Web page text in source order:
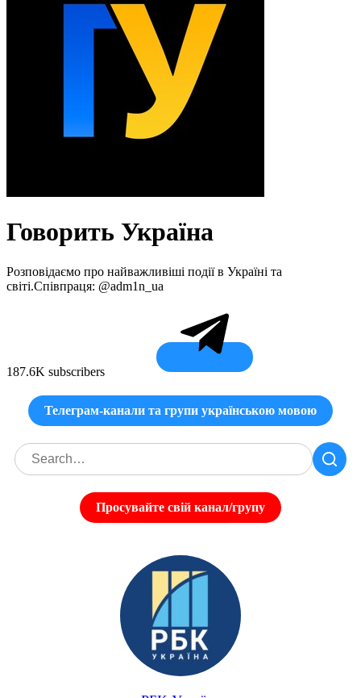
Говорить Україна
Розповідаємо про найважливіші події в Україні та
світі.Співпраця: @adm1n_ua
187.6K subscribers
Телеграм-канали та групи українською мовою
Просувайте свій канал/групу